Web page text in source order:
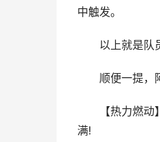
中触发。
以上就是队员
顺便一提，阿
【热力燃动】
满!